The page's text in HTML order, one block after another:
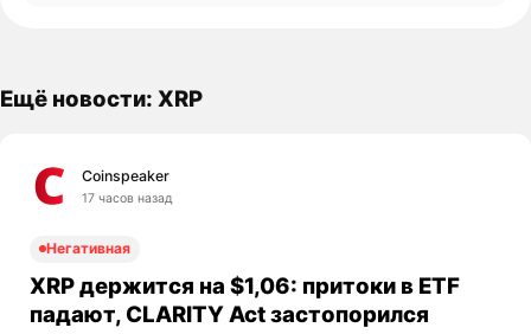
Ещё новости: XRP
Coinspeaker
17 часов назад
Негативная
XRP держится на $1,06: притоки в ETF
падают, CLARITY Act застопорился